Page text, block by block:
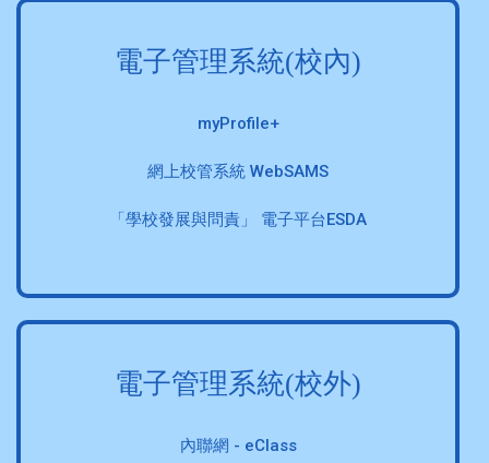
電子管理系統(校內)
myProfile+
網上校管系統 WebSAMS
「學校發展與問責」 電子平台ESDA
電子管理系統(校外)
內聯網 - eClass